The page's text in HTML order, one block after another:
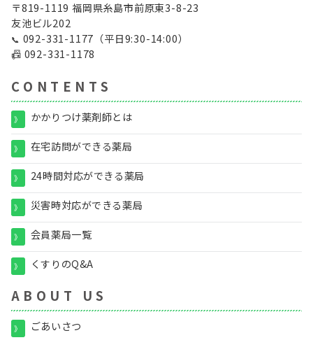
〒819-1119 福岡県糸島市前原東3-8-23
友池ビル202
📞 092-331-1177 （平日9:30-14:00）
📠 092-331-1178
C O N T E N T S
》 かかりつけ薬剤師とは
》 在宅訪問ができる薬局
》 24時間対応ができる薬局
》 災害時対応ができる薬局
》 会員薬局一覧
》 くすりのQ&A
A B O U T U S
》 ごあいさつ